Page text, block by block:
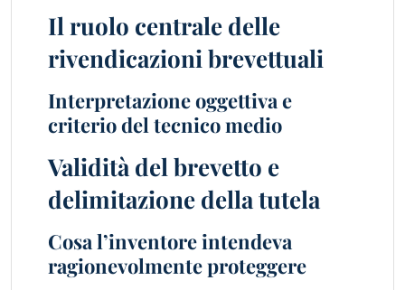
Il ruolo centrale delle
rivendicazioni brevettuali
Interpretazione oggettiva e
criterio del tecnico medio
Validità del brevetto e
delimitazione della tutela
Cosa l’inventore intendeva
ragionevolmente proteggere